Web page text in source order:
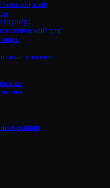
маникюрные
(пушер)
для
палочки
стоп